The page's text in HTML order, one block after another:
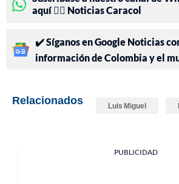
aquí 👉🏻 Noticias Caracol
✔️ Síganos en Google Noticias
información de Colombia y el
Relacionados Luis Miguel
PUBLICIDAD